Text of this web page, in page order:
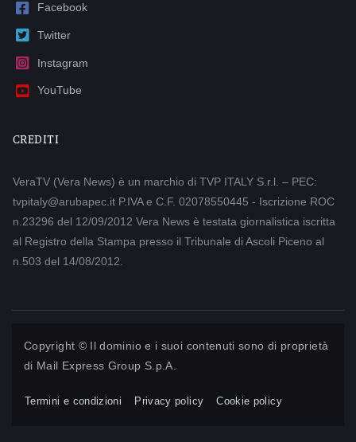
Facebook
Twitter
Instagram
YouTube
CREDITI
VeraTV (Vera News) è un marchio di TVP ITALY S.r.l. – PEC:
tvpitaly@arubapec.it P.IVA e C.F. 02078550445 - Iscrizione ROC
n.23296 del 12/09/2012 Vera News è testata giornalistica iscritta
al Registro della Stampa presso il Tribunale di Ascoli Piceno al
n.503 del 14/08/2012.
Copyright © Il dominio e i suoi contenuti sono di proprietà
di Mail Express Group S.p.A.
Termini e condizioni Privacy policy Cookie policy